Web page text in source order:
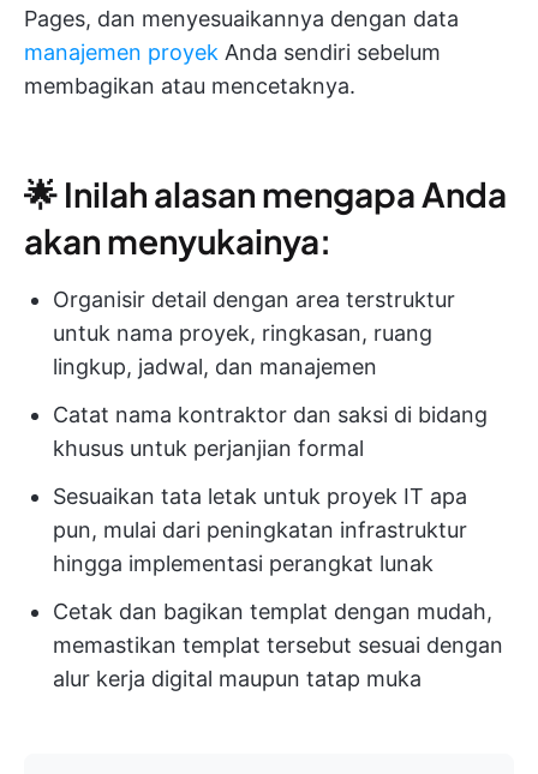
Pages, dan menyesuaikannya dengan data
manajemen proyek Anda sendiri sebelum
membagikan atau mencetaknya.
🌟 Inilah alasan mengapa Anda
akan menyukainya:
Organisir detail dengan area terstruktur
untuk nama proyek, ringkasan, ruang
lingkup, jadwal, dan manajemen
Catat nama kontraktor dan saksi di bidang
khusus untuk perjanjian formal
Sesuaikan tata letak untuk proyek IT apa
pun, mulai dari peningkatan infrastruktur
hingga implementasi perangkat lunak
Cetak dan bagikan templat dengan mudah,
memastikan templat tersebut sesuai dengan
alur kerja digital maupun tatap muka